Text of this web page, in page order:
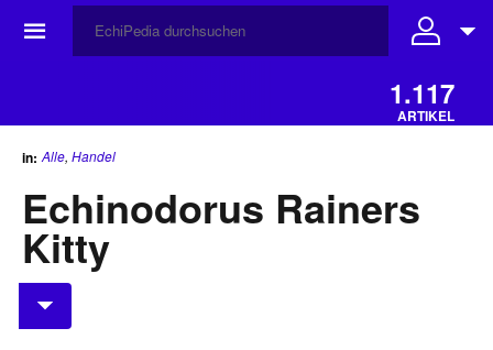
☰
1.117
ARTIKEL
in: Alle, Handel
Echinodorus Rainers
Kitty